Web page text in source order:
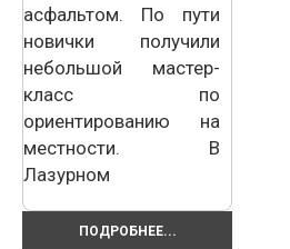
асфальтом. По пути
новички получили
небольшой мастер-
класс по
ориентированию на
местности. В
Лазурном
ПОДРОБНЕЕ...